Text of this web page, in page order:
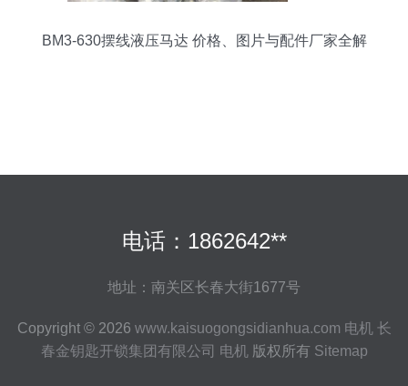
BM3-630摆线液压马达 价格、图片与配件厂家全解
电话：1862642**
地址：南关区长春大街1677号
Copyright © 2026 www.kaisuogongsidianhua.com 电机 长
春金钥匙开锁集团有限公司 电机版权所有 Sitemap